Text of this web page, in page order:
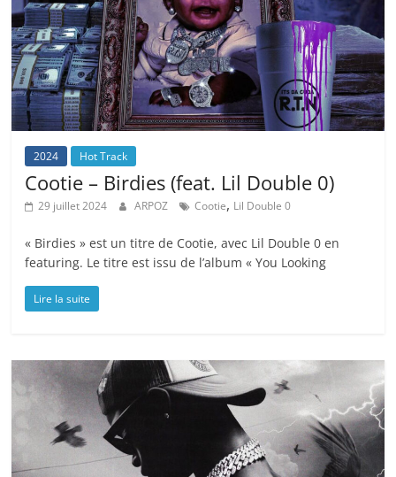
2024 Hot Track
Cootie – Birdies (feat. Lil Double 0)
29 juillet 2024 ARPOZ Cootie, Lil Double 0
« Birdies » est un titre de Cootie, avec Lil Double 0 en
featuring. Le titre est issu de l’album « You Looking
Lire la suite